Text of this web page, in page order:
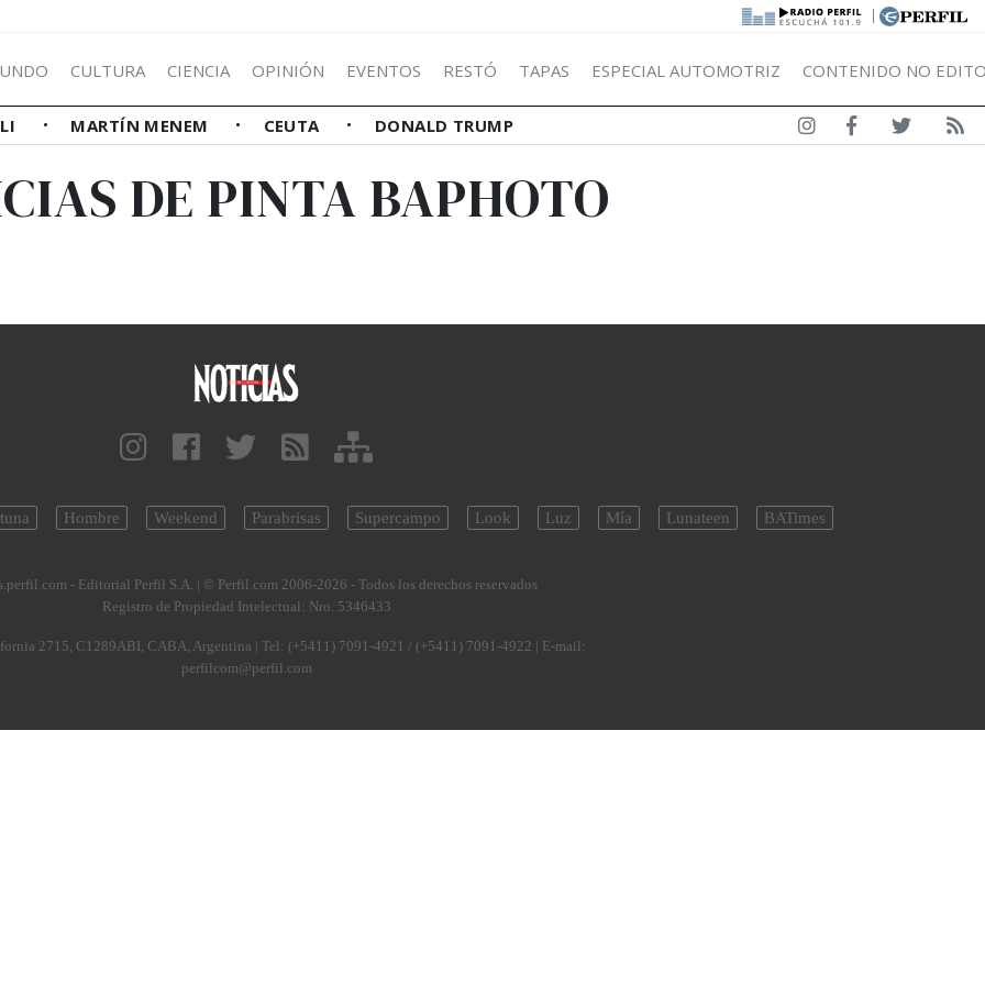
|
CULTURA CIENCIA OPINIÓN EVENTOS RESTÓ TAPAS ESPECIAL AUTOMOTRIZ CONTENIDO NO
MARTÍN MENEM CEUTA DONALD TRUMP
DE PINTA BAPHOTO
Hombre Weekend Parabrisas Supercampo Look Luz Mía Lunateen BATimes
- Editorial Perfil S.A. | © Perfil.com 2006-2026 - Todos los derechos reservados
Registro de Propiedad Intelectual: Nro. 5346433
2715, C1289ABI, CABA, Argentina | Tel: (+5411) 7091-4921 / (+5411) 7091-4922 | E-mail:
perfilcom@perfil.com